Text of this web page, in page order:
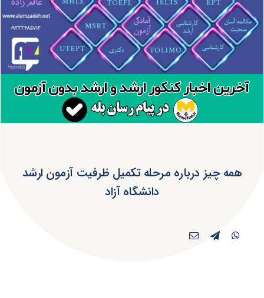
همه چیز درباره مرحله تکمیل ظرفیت آزمون ارشد
دانشگاه آزاد